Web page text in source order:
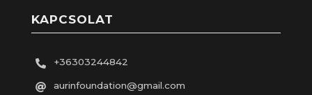
KAPCSOLAT
 +36303244842
 aurinfoundation@gmail.com